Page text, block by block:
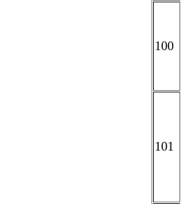
100
101